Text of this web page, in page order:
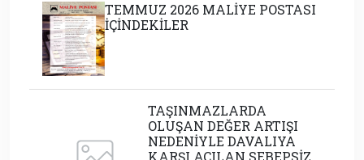
TEMMUZ 2026 MALİYE POSTASI
İÇİNDEKİLER
TAŞINMAZLARDA
OLUŞAN DEĞER ARTIŞI
NEDENİYLE DAVALIYA
KARŞI AÇILAN SEBEPSİZ